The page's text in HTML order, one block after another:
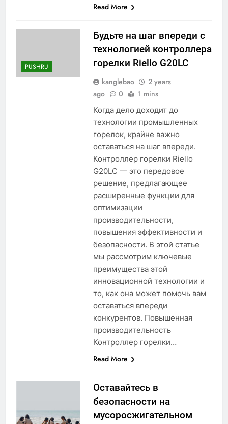
Read More
PUSHRU
Будьте на шаг впереди с
технологией контроллера
горелки Riello G20LC
kanglebao
2 years
ago
0 1 mins
Когда дело доходит до
технологии промышленных
горелок, крайне важно
оставаться на шаг впереди.
Контроллер горелки Riello
G20LC — это передовое
решение, предлагающее
расширенные функции для
оптимизации
производительности,
повышения эффективности и
безопасности. В этой статье
мы рассмотрим ключевые
преимущества этой
инновационной технологии и
то, как она может помочь вам
оставаться впереди
конкурентов. Повышенная
производительность
Контроллер горелки…
Read More
Оставайтесь в
безопасности на
мусоросжигательном